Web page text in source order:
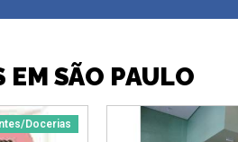
EM SÃO PAULO
Docerias